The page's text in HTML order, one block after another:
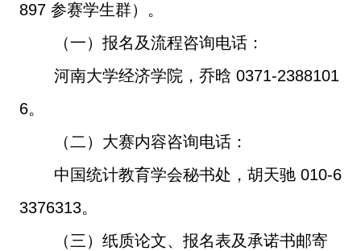
897 参赛学生群）。
（一）报名及流程咨询电话：
河南大学经济学院，乔晗 0371-2388101
6。
（二）大赛内容咨询电话：
中国统计教育学会秘书处，胡天驰010-6
3376313。
（三）纸质论文、报名表及承诺书邮寄